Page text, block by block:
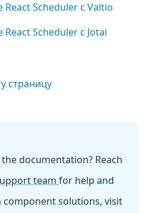
Scheduler с Valtio
Scheduler с Jotai
страницу
documentation? Reach
team for help and
component solutions, visit